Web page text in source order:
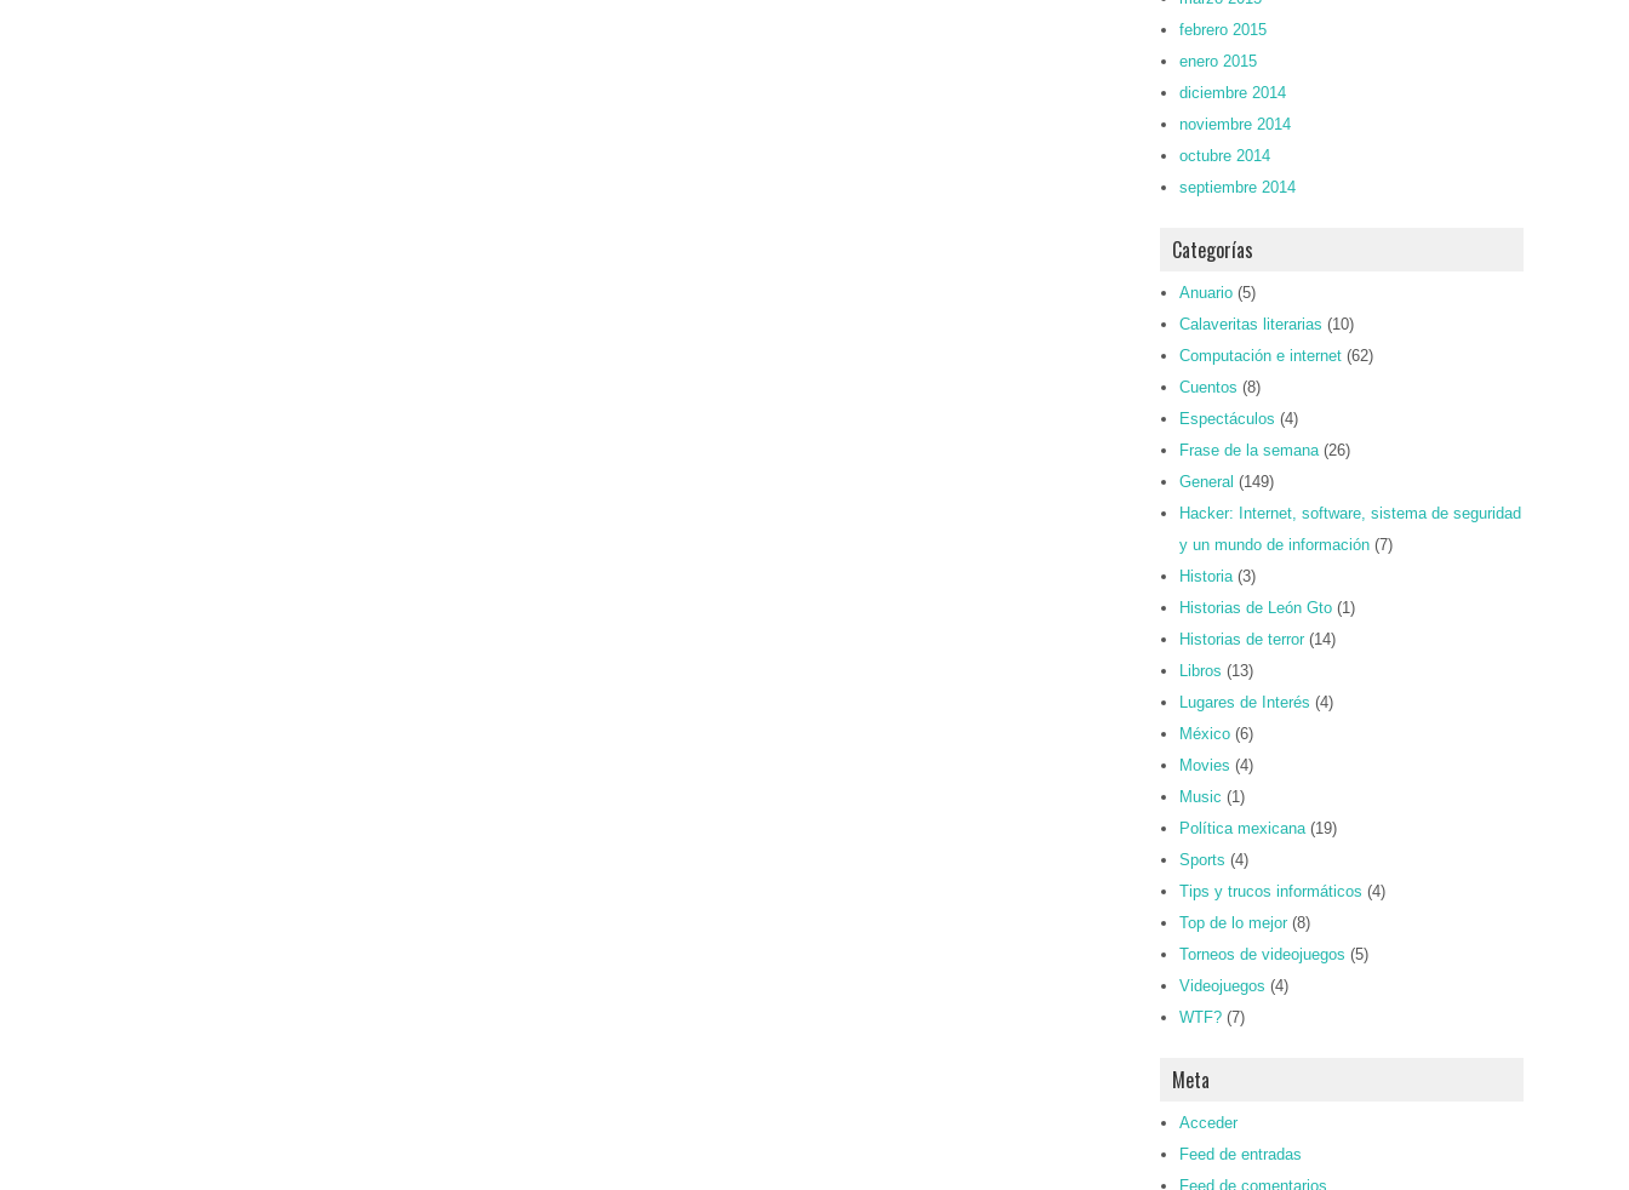
febrero 2015
enero 2015
diciembre 2014
noviembre 2014
octubre 2014
septiembre 2014
Categorías
Anuario (5)
Calaveritas literarias (10)
Computación e internet (62)
Cuentos (8)
Espectáculos (4)
Frase de la semana(26)
General (149)
Hacker: Internet, software, sistema de seguridad
y un mundo de información (7)
Historia(3)
Historias de León Gto (1)
Historias de terror (14)
Libros (13)
Lugares de Interés (4)
México (6)
Movies (4)
Music (1)
Política mexicana(19)
Sports (4)
Tips y trucos informáticos (4)
Top de lo mejor (8)
Torneos de videojuegos (5)
Videojuegos (4)
WTF? (7)
Meta
Acceder
Feed de entradas
Feed de comentarios